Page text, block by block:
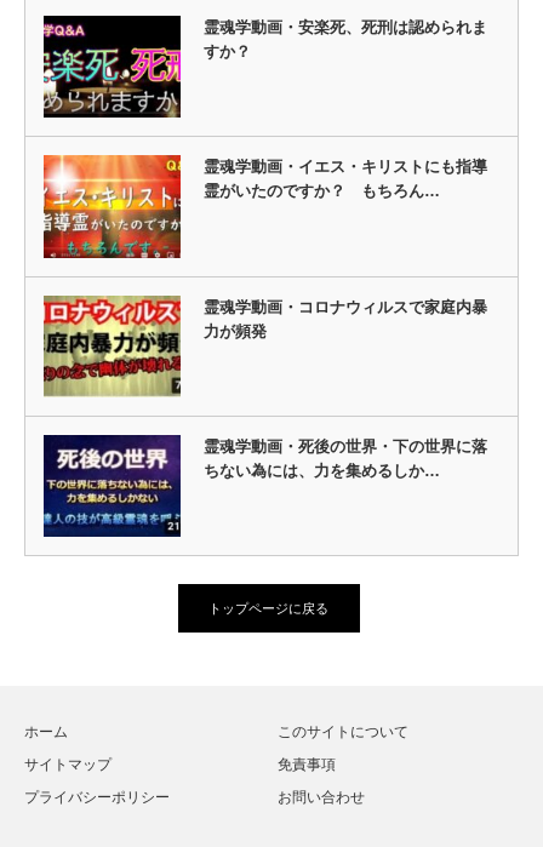
霊魂学動画・安楽死、死刑は認められま
すか？
霊魂学動画・イエス・キリストにも指導
霊がいたのですか？ もちろん…
霊魂学動画・コロナウィルスで家庭内暴
力が頻発
霊魂学動画・死後の世界・下の世界に落
ちない為には、力を集めるしか…
トップページに戻る
ホーム
このサイトについて
サイトマップ
免責事項
プライバシーポリシー
お問い合わせ